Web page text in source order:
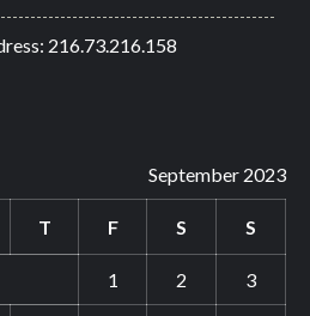
216.73.216.158
September 2023
T F S S
1 2 3